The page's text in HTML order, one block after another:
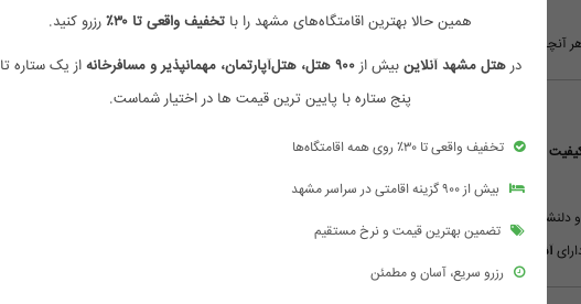
برای یک اقامت آرام و راحت نیاز دارند، در دسترس است.
است. مسافران می توانند برای صرف وعده های صبحانه، ناهار و شام از غذاهای ایرانی و تازه ارائه
از سفر را برای مهمانان فراهم می کند.
آشپزخانه مجهز با اجاق گاز و امکانات پخت و پز
همین حالا بهترین اقامتگاه‌های مشهد را با تخفیف واقعی تا ۳۰٪
رزرو کنید.
درهتل مشهد آنلاین بیش از۹۰۰ هتل، هتل‌آپارتمان، مهمانپذیر و مسافرخانه
از یک ستاره تا
پنج ستاره با پایین ترین قیمت ها در اختیار شماست.
تخفیف واقعی تا ۳۰٪ روی همه اقامتگاه‌ها
بیش از ۹۰۰ گزینه اقامتی در سراسر مشهد
تضمین بهترین قیمت و نرخ مستقیم
رزرو سریع، آسان و مطمئن